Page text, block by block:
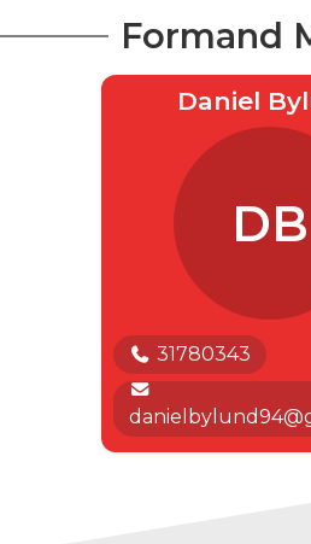
Formand
Daniel
DB
31780343